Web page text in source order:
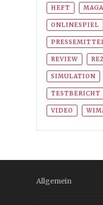
HEFT
ONLINESPIEL
REVIEW
SIMULATION
TESTBERICHT
VIDEO
Allgemein